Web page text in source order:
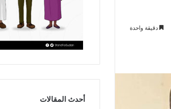
دقيقة واحدة
أحدث المقالات